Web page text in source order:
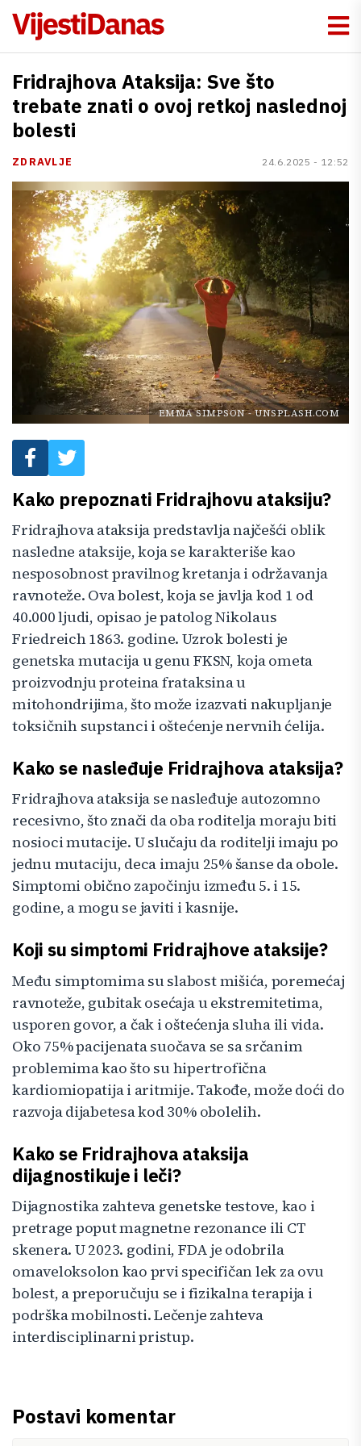
Fridrajhova Ataksija: Sve što
trebate znati o ovoj retkoj naslednoj
bolesti
ZDRAVLJE 24.6.2025 - 12:52
EMMA SIMPSON-UNSPLASH.COM
Kako prepoznati Fridrajhovu ataksiju?
Fridrajhova ataksija predstavlja najčešći oblik
nasledne ataksije, koja se karakteriše kao
nesposobnost pravilnog kretanja i održavanja
ravnoteže. Ova bolest, koja se javlja kod 1 od
40.000 ljudi, opisao je patolog Nikolaus
Friedreich 1863. godine. Uzrok bolesti je
genetska mutacija u genu FKSN, koja ometa
proizvodnju proteina frataksina u
mitohondrijima, što može izazvati nakupljanje
toksičnih supstanci i oštećenje nervnih ćelija.
Kako se nasleđuje Fridrajhova ataksija?
Fridrajhova ataksija se nasleđuje autozomno
recesivno, što znači da oba roditelja moraju biti
nosioci mutacije. U slučaju da roditelji imaju po
jednu mutaciju, deca imaju 25% šanse da obole.
Simptomi obično započinju između 5. i 15.
godine, a mogu se javiti i kasnije.
Koji su simptomi Fridrajhove ataksije?
Među simptomima su slabost mišića, poremećaj
ravnoteže, gubitak osećaja u ekstremitetima,
usporen govor, a čak i oštećenja sluha ili vida.
Oko 75% pacijenata suočava se sa srčanim
problemima kao što su hipertrofična
kardiomiopatija i aritmije. Takođe, može doći do
razvoja dijabetesa kod 30% obolelih.
Kako se Fridrajhova ataksija
dijagnostikuje i leči?
Dijagnostika zahteva genetske testove, kao i
pretrage poput magnetne rezonance ili CT
skenera. U 2023. godini, FDA je odobrila
omaveloksolon kao prvi specifičan lek za ovu
bolest, a preporučuju se i fizikalna terapija i
podrška mobilnosti. Lečenje zahteva
interdisciplinarni pristup.
Postavi komentar